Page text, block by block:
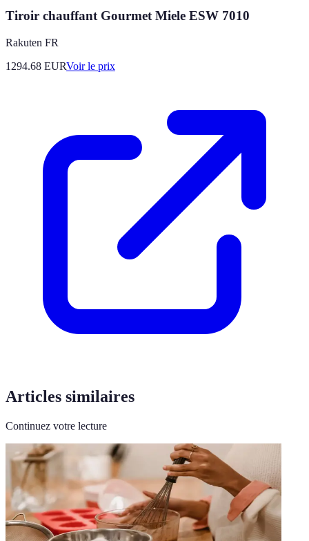
Tiroir chauffant Gourmet Miele ESW 7010
Rakuten FR
1294.68 EURVoir le prix
Articles similaires
Continuez votre lecture